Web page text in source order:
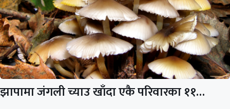
झापामा जंगली च्याउ खाँदा एकै परिवारका ११…